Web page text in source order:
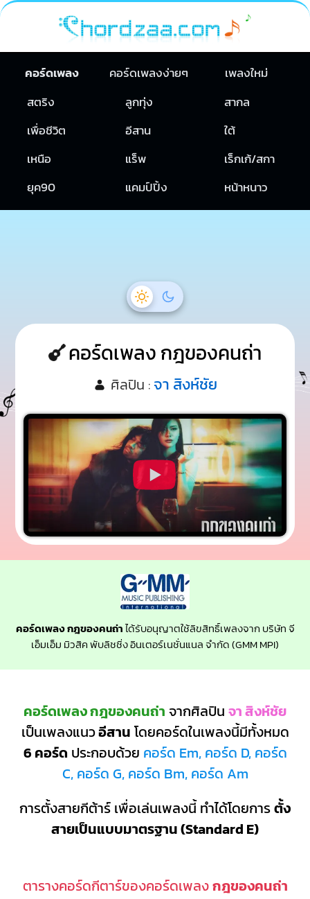
คอร์ดเพลง คอร์ดเพลงง่ายๆ
เพลงใหม่
สตริง
ลูกทุ่ง
สากล
เพื่อชีวิต
อีสาน
ใต้
เหนือ
แร็พ
เร็กเก้/สกา
ยุค90
แคมป์ปิ้ง หน้าหนาว
คอร์ดเพลง กฎของคนถ่า
ศิลปิน : จา สิงห์ชัย
คอร์ดเพลง กฎของคนถ่าได้รับอนุญาตใช้ลิขสิทธิ์เพลงจาก บริษัท จี
เอ็มเอ็ม มิวสิค พับลิชชิ่ง อินเตอร์เนชั่นแนล จำกัด (GMM MPI)
คอร์ดเพลง กฎของคนถ่า จากศิลปิน จา สิงห์ชัย
เป็นเพลงแนวอีสาน โดยคอร์ดในเพลงนี้มีทั้งหมด
6 คอร์ด ประกอบด้วย คอร์ด Em, คอร์ด D, คอร์ด
C, คอร์ด G, คอร์ด Bm, คอร์ด Am
การตั้งสายกีต้าร์ เพื่อเล่นเพลงนี้ ทำได้โดยการตั้ง
สายเป็นแบบมาตรฐาน (Standard E)
ตารางคอร์ดกีตาร์ของคอร์ดเพลงกฎของคนถ่า